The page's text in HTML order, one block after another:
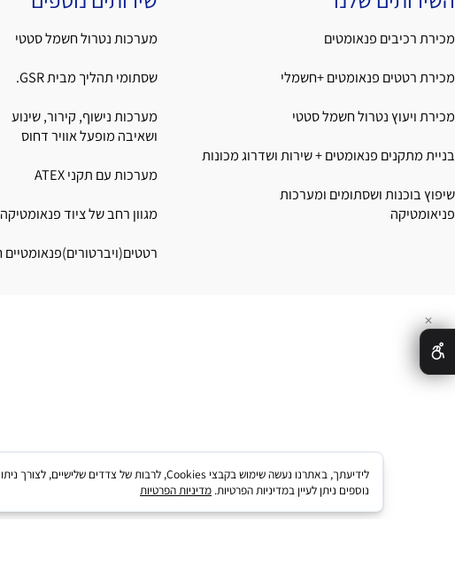
שלנו
פנאומטים
פנאומטים +חשמלי
נטרול חשמל סטטי
שירותים נוספים
מערכות נטרול חשמל סטטי
ושאיבה מופעל אוויר דחוס
מערכות עם תקני ATEX